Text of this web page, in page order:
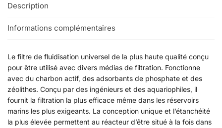
Description
Informations complémentaires
Le filtre de fluidisation universel de la plus haute qualité conçu
pour être utilisé avec divers médias de filtration. Fonctionne
avec du charbon actif, des adsorbants de phosphate et des
zéolithes. Conçu par des ingénieurs et des aquariophiles, il
fournit la filtration la plus efficace même dans les réservoirs
marins les plus exigeants. La conception unique et l’étanchéité
la plus élevée permettent au réacteur d’être situé à la fois dans